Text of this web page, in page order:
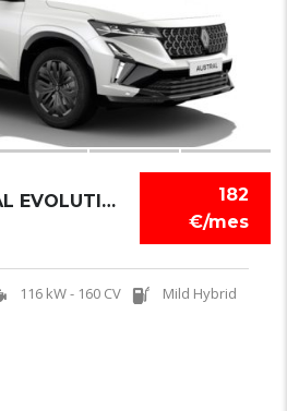
182
€/mes
RENAULT AUSTRAL EVOLUTION
116 kW - 160 CV Mild Hybrid